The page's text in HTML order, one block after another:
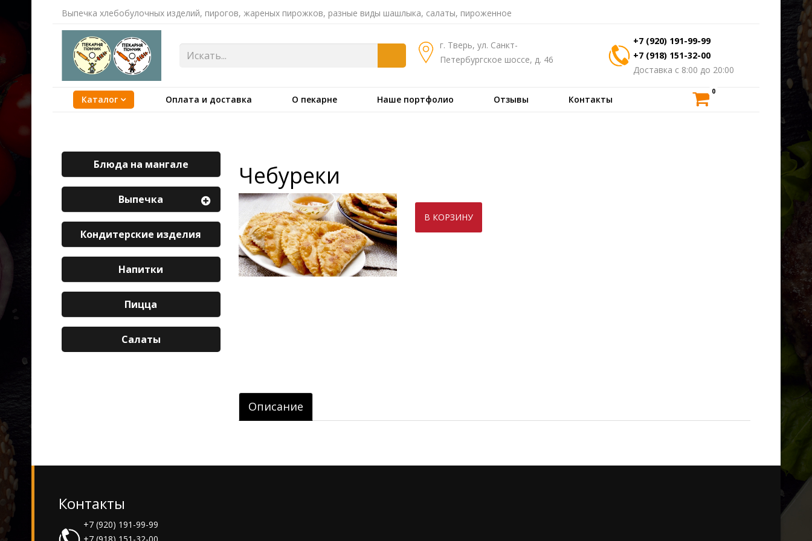
Выпечка хлебобулочных изделий, пирогов, жареных пирожков, разные виды шашлыка, салаты, пироженное
г. Тверь, ул. Санкт-
Петербургское шоссе, д. 46
+7 (920) 191-99-99
+7 (918) 151-32-00
Доставка с 8:00 до 20:00
Каталог Оплата и доставка О пекарне Наше портфолио Отзывы Контакты
0
Блюда на мангале
Выпечка
Кондитерские изделия
Напитки
Пицца
Салаты
Чебуреки
Описание
Контакты
+7 (920) 191-99-99